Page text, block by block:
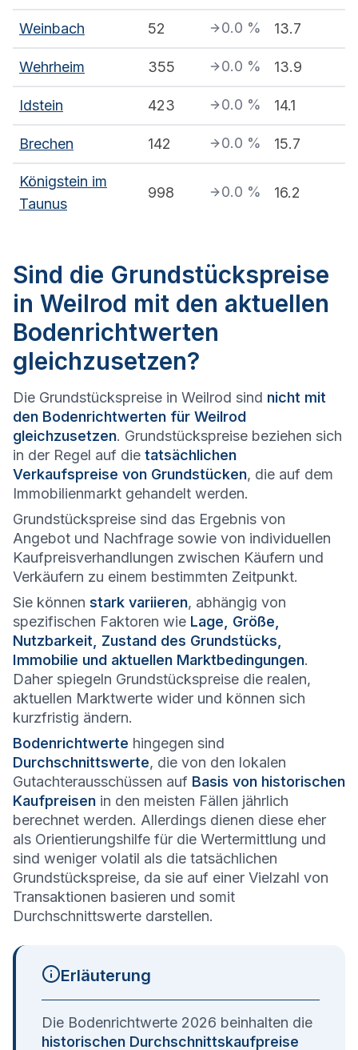
Weinbach 52 0.0 % 13.7
Wehrheim 355 0.0 % 13.9
Idstein 423 0.0 % 14.1
Brechen 142 0.0 % 15.7
Königstein im
Taunus
998 0.0 % 16.2
Sind die Grundstückspreise
in Weilrod mit den aktuellen
Bodenrichtwerten
gleichzusetzen?
Die Grundstückspreise in Weilrod sind nicht mit
den Bodenrichtwerten für Weilrod
gleichzusetzen. Grundstückspreise beziehen sich
in der Regel auf die tatsächlichen
Verkaufspreise von Grundstücken, die auf dem
Immobilienmarkt gehandelt werden.
Grundstückspreise sind das Ergebnis von
Angebot und Nachfrage sowie von individuellen
Kaufpreisverhandlungen zwischen Käufern und
Verkäufern zu einem bestimmten Zeitpunkt.
Sie können stark variieren, abhängig von
spezifischen Faktoren wie Lage, Größe,
Nutzbarkeit, Zustand des Grundstücks,
Immobilie und aktuellen Marktbedingungen.
Daher spiegeln Grundstückspreise die realen,
aktuellen Marktwerte wider und können sich
kurzfristig ändern.
Bodenrichtwerte hingegen sind
Durchschnittswerte, die von den lokalen
Gutachterausschüssen auf Basis von historischen
Kaufpreisen in den meisten Fällen jährlich
berechnet werden. Allerdings dienen diese eher
als Orientierungshilfe für die Wertermittlung und
sind weniger volatil als die tatsächlichen
Grundstückspreise, da sie auf einer Vielzahl von
Transaktionen basieren und somit
Durchschnittswerte darstellen.
Erläuterung
Die Bodenrichtwerte 2026 beinhalten die
historischen Durchschnittskaufpreise